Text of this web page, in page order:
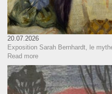
20.07.2026
Exposition Sarah Bernhardt, le
Read more